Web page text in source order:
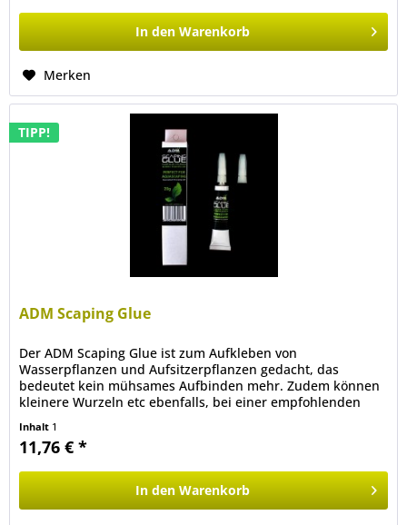
In den Warenkorb
Merken
TIPP!
ADM Scaping Glue
Der ADM Scaping Glue ist zum Aufkleben von
Wasserpflanzen und Aufsitzerpflanzen gedacht, das
bedeutet kein mühsames Aufbinden mehr. Zudem können
kleinere Wurzeln etc ebenfalls, bei einer empfohlenden
Inhalt 1
11,76 € *
In den Warenkorb